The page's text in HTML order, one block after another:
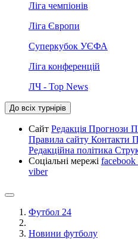
Ліга чемпіонів
Ліга Європи
Суперкубок УЄФА
Ліга конференцій
ЛЧ - Top News
До всіх турнірів
Сайт Редакція Прогнози
Правила сайту Контакти
Редакційна політика
Соціальні мережі facebook
viber
Футбол 24
Новини футболу